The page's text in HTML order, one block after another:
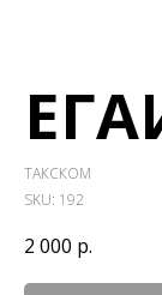
ТАКСКОМ
SKU: 192
2 000 р.